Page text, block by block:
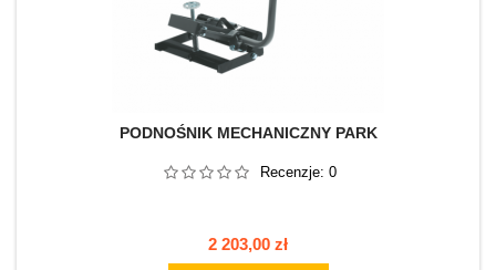
PODNOŚNIK MECHANICZNY PARK
Recenzje: 0
Cena
2 203,00 zł